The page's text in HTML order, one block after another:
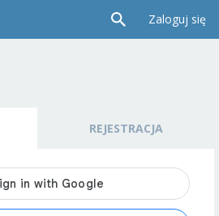
Zaloguj się
REJESTRACJA